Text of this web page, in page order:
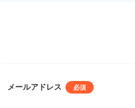
メールアドレス